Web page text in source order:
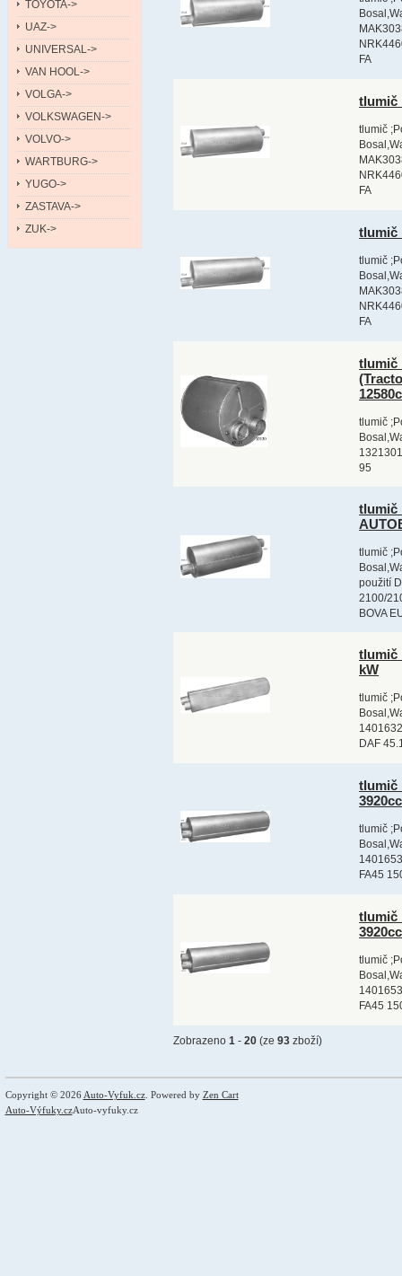
TOYOTA->
UAZ->
UNIVERSAL->
VAN HOOL->
VOLGA->
VOLKSWAGEN->
VOLVO->
WARTBURG->
YUGO->
ZASTAVA->
ZUK->
FA
tlumič
tlumič
FA
tlumič
tlumič
FA
tlumič
tlumič
95
tlumič
tlumič
použití
2100/
BOVA
tlumič
kW
tlumič
DAF
tlumič
tlumič
FA45
tlumič
tlumič
FA45
Zobrazeno1 -20 (ze93 zboží)
Copyright © 2026 Auto-Vyfuk.cz. Powered by Zen Cart
Auto-Výfuky.czAuto-vyfuky.cz